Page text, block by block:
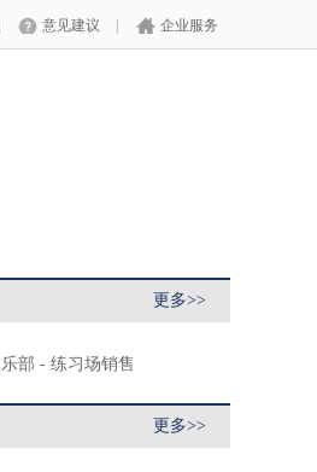
意见建议 企业服务
更多>>
部 - 练习场销售
更多>>